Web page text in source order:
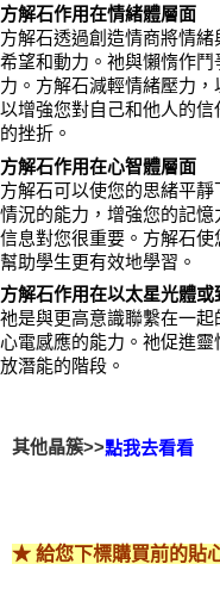
方解石作用在情緒體層面
方解石透過創造情商將情
希望和動力。祂與懶惰作
力。方解石減輕情緒壓力
以增強您對自己和他人的
的挫折。
方解石作用在心智體層面
方解石可以使您的思緒平
情況的能力，增強您的記
信息對您很重要。方解石
幫助學生更有效地學習。
方解石作用在以太星光體
祂是與更高意識聯繫在一
心電感應的能力。祂促進
放潛能的階段。
其他晶簇>>點我去看看
★ 給您下標購買前的貼